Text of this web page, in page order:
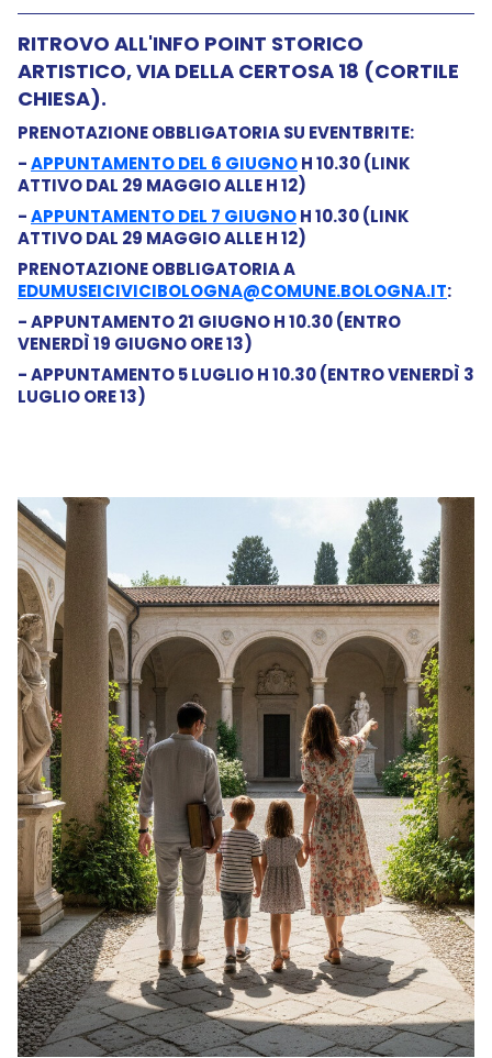
RITROVO ALL'INFO POINT STORICO
ARTISTICO, VIA DELLA CERTOSA 18 (CORTILE
CHIESA).
PRENOTAZIONE OBBLIGATORIA SU EVENTBRITE:
-APPUNTAMENTO DEL 6 GIUGNOH 10.30 (LINK
ATTIVO DAL 29 MAGGIO ALLE H 12)
-APPUNTAMENTO DEL 7 GIUGNOH 10.30 (LINK
ATTIVO DAL 29 MAGGIO ALLE H 12)
PRENOTAZIONE OBBLIGATORIA A
EDUMUSEICIVICIBOLOGNA@COMUNE.BOLOGNA.IT:
- APPUNTAMENTO 21 GIUGNO H 10.30 (ENTRO
VENERDÌ 19 GIUGNO ORE 13)
- APPUNTAMENTO 5 LUGLIO H 10.30 (ENTRO VENERDÌ 3
LUGLIO ORE 13)